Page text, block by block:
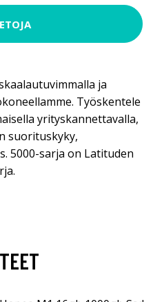
ja
Työskentele
yrityskannettavalla,
suorituskyky,
5000-sarja on Latituden